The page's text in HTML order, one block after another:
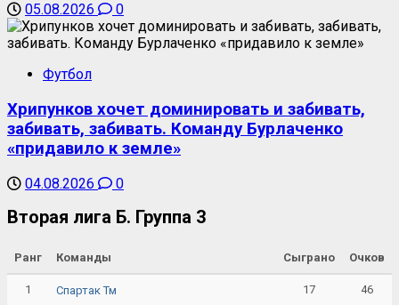
05.08.2026 0
Футбол
Хрипунков хочет доминировать и забивать,
забивать, забивать. Команду Бурлаченко
«придавило к земле»
04.08.2026 0
Вторая лига Б. Группа 3
Ранг Команды Сыграно Очков
1 Спартак Тм 17 46